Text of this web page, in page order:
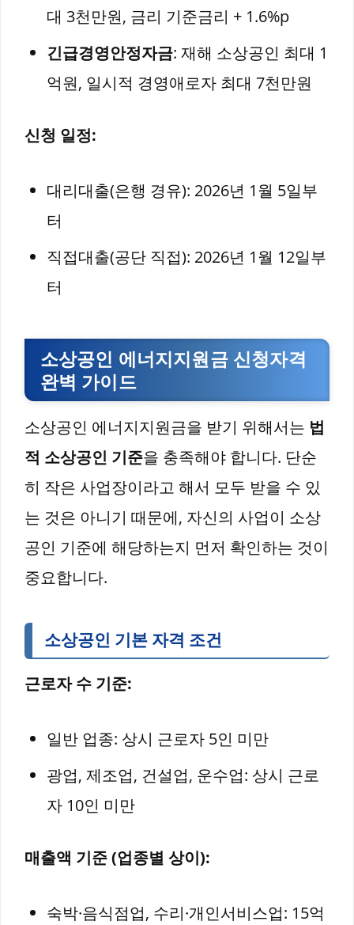
대 3천만원, 금리 기준금리 + 1.6%p
긴급경영안정자금: 재해 소상공인 최대 1
억원, 일시적 경영애로자 최대 7천만원
신청 일정:
대리대출(은행 경유): 2026년 1월 5일부
터
직접대출(공단 직접): 2026년 1월 12일부
터
소상공인 에너지지원금 신청자격
완벽 가이드
소상공인 에너지지원금을 받기 위해서는 법
적 소상공인 기준을 충족해야 합니다. 단순
히 작은 사업장이라고 해서 모두 받을 수 있
는 것은 아니기 때문에, 자신의 사업이 소상
공인 기준에 해당하는지 먼저 확인하는 것이
중요합니다.
소상공인 기본 자격 조건
근로자 수 기준:
일반 업종: 상시 근로자 5인 미만
광업, 제조업, 건설업, 운수업: 상시 근로
자 10인 미만
매출액 기준 (업종별 상이):
숙박·음식점업, 수리·개인서비스업: 15억